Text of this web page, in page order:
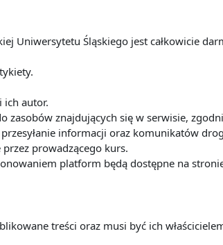
Uniwersytetu Śląskiego jest całkowicie
ich autor.
znajdujących się w serwisie,
informacji oraz komunikatów
prowadzącego kurs.
platform będą dostępne na
treści oraz musi być ich